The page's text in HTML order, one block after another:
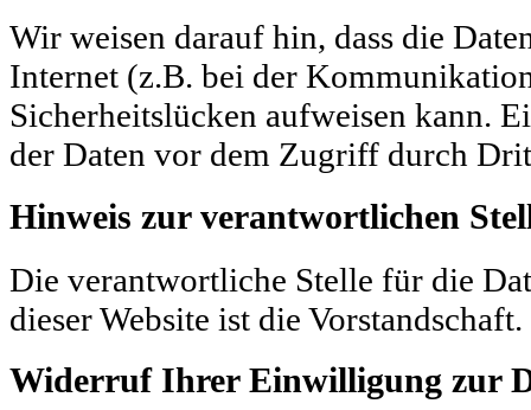
Wir weisen darauf hin, dass die
Internet (z.B. bei der
Sicherheitslücken aufweisen kann.
der Daten vor dem Zugriff durch
Hinweis zur verantwortlichen
Die verantwortliche Stelle für die
dieser Website ist die Vorstandschaft.
Widerruf Ihrer Einwilligung zur